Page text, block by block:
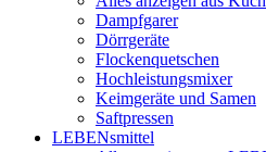
Dampfgarer
Dörrgeräte
Flockenquetschen
Hochleistungsmixer
Keimgeräte und Samen
Saftpressen
LEBENsmittel